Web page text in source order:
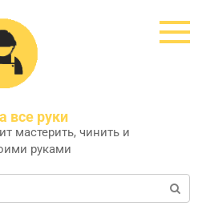
все руки
мастерить, чинить и
руками